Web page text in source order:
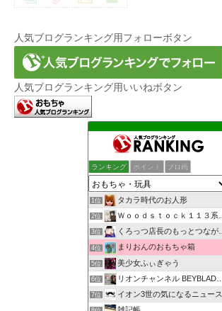
人気ブログランキング用フォローボタン
人気ブログランキング用いいねボタン
ランキング ポイント ブロ画
1位 タカラ時代のお人形
2位 Ｗｏｏｄｓｔｏｃｋ１１３系・創作館
3位 くろっつ店長のもっとつながるブログ
4位 まりおんのおもちゃ箱
5位 美少女ふぃぎゃう
6位 リオンチャンネル BEYBLADE X
7位 イオン3世の気になるニュース